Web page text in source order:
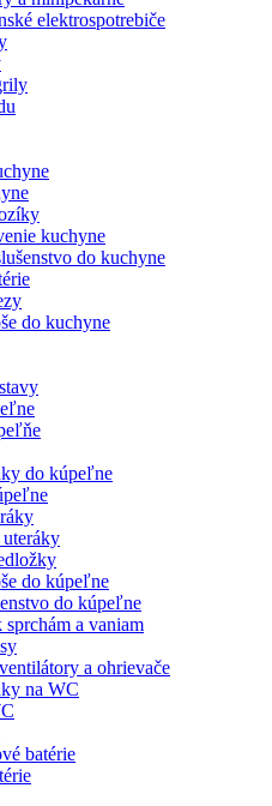
elektrospotrebiče
kuchyne
do kuchyne
do kuchyne
do kúpeľne
uteráky
do kúpeľne
do kúpeľne
sprchám a vaniam
a ohrievače
na WC
batérie